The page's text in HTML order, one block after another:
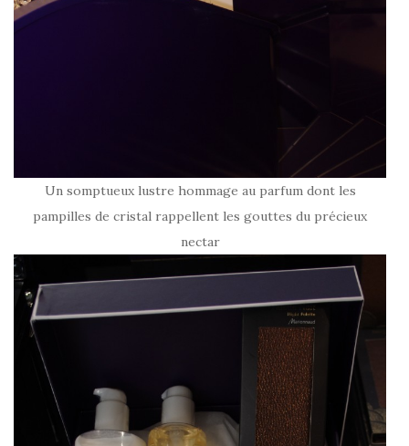
Un somptueux lustre hommage au parfum dont les
pampilles de cristal rappellent les gouttes du précieux
nectar